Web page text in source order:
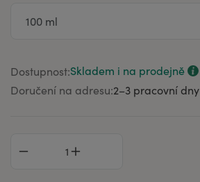
Dostupnost:Skladem i na prodejně
Doručení na adresu:2–⁠3 pracovní dny